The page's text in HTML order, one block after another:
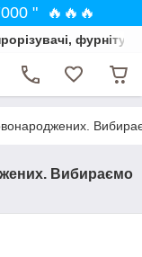
" 🔥🔥🔥
Вибираємо